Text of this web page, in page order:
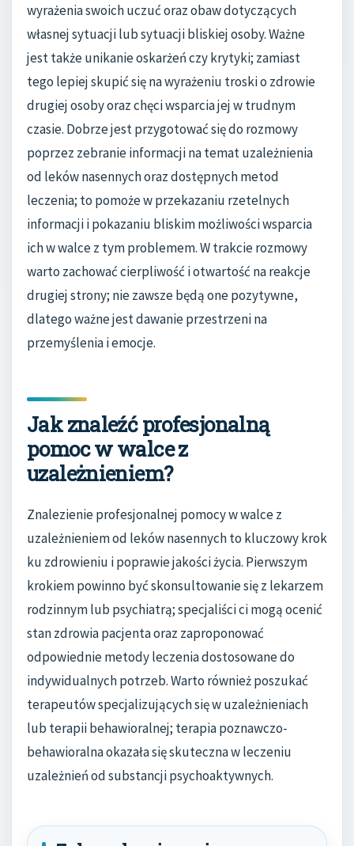
wyrażenia swoich uczuć oraz obaw dotyczących
własnej sytuacji lub sytuacji bliskiej osoby. Ważne
jest także unikanie oskarżeń czy krytyki; zamiast
tego lepiej skupić się na wyrażeniu troski o zdrowie
drugiej osoby oraz chęci wsparcia jej w trudnym
czasie. Dobrze jest przygotować się do rozmowy
poprzez zebranie informacji na temat uzależnienia
od leków nasennych oraz dostępnych metod
leczenia; to pomoże w przekazaniu rzetelnych
informacji i pokazaniu bliskim możliwości wsparcia
ich w walce z tym problemem. W trakcie rozmowy
warto zachować cierpliwość i otwartość na reakcje
drugiej strony; nie zawsze będą one pozytywne,
dlatego ważne jest dawanie przestrzeni na
przemyślenia i emocje.
Jak znaleźć profesjonalną
pomoc w walce z
uzależnieniem?
Znalezienie profesjonalnej pomocy w walce z
uzależnieniem od leków nasennych to kluczowy krok
ku zdrowieniu i poprawie jakości życia. Pierwszym
krokiem powinno być skonsultowanie się z lekarzem
rodzinnym lub psychiatrą; specjaliści ci mogą ocenić
stan zdrowia pacjenta oraz zaproponować
odpowiednie metody leczenia dostosowane do
indywidualnych potrzeb. Warto również poszukać
terapeutów specjalizujących się w uzależnieniach
lub terapii behawioralnej; terapia poznawczo-
behawioralna okazała się skuteczna w leczeniu
uzależnień od substancji psychoaktywnych.